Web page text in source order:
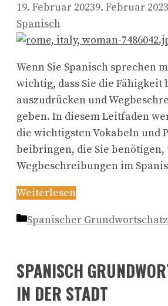
19. Februar 20239. Februar 2023
Spanisch
Wenn Sie Spanisch sprechen
wichtig, dass Sie die Fähigkeit
auszudrücken und
geben. In diesem Leitfaden
die wichtigsten Vokabeln und
beibringen, die Sie
Wegbeschreibungen im
Weiterlesen
Kategorien
Spanischer Grundwortschatz
SPANISCH
IN DER STADT